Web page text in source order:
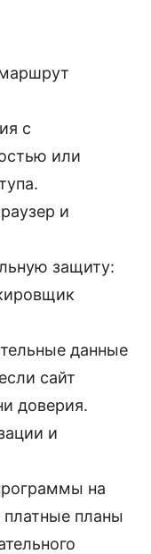
с
или
и
защиту:
данные
сайт
доверия.
и
на
планы